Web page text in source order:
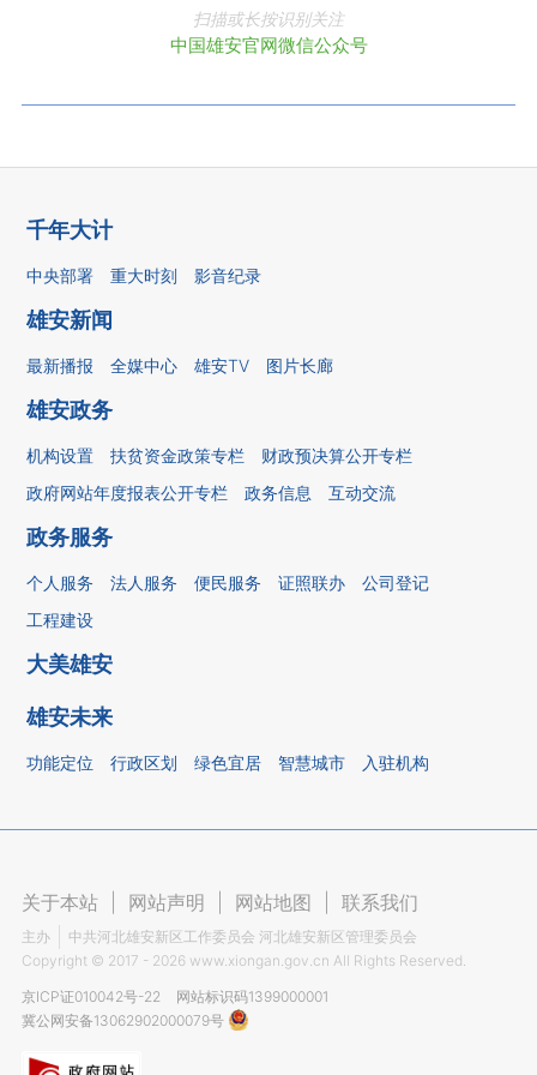
扫描或长按识别关注
中国雄安官网微信公众号
千年大计
中央部署 重大时刻 影音纪录
雄安新闻
最新播报 全媒中心 雄安TV 图片长廊
雄安政务
机构设置 扶贫资金政策专栏
财政预决算公开专栏
政府网站年度报表公开专栏
政务信息 互动交流
政务服务
个人服务 法人服务 便民服务 证照联办
公司登记
工程建设
大美雄安
雄安未来
功能定位 行政区划 绿色宜居 智慧城市 入驻机构
关于本站 网站声明 网站地图 联系我们
主办
中共河北雄安新区工作委员会 河北雄安新区管理委员会
Copyright © 2017 - 2026 www.xiongan.gov.cn All Rights Reserved.
京ICP证010042号-22
网站标识码1399000001
冀公网安备13062902000079号